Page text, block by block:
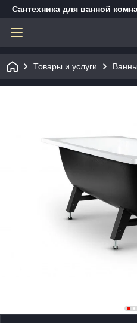
Сантехника для ванной
Товары и услуги Ванны